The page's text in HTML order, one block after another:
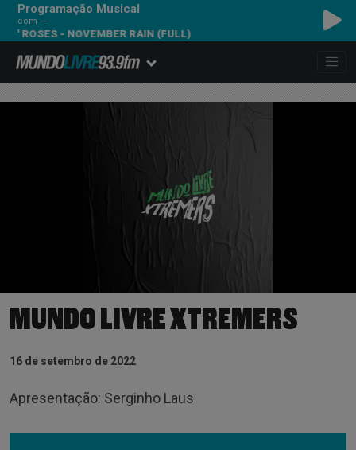
Programação Musical
com ---
- NOVEMBER RAIN (FULL)
MUNDO LIVRE XTREMERS
16 de setembro de 2022
Apresentação: Serginho Laus